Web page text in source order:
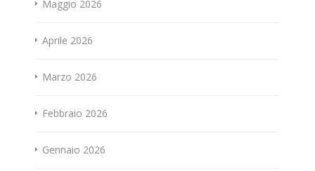
Maggio 2026
Aprile 2026
Marzo 2026
Febbraio 2026
Gennaio 2026